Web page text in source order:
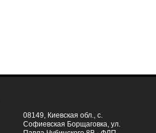
08149, Киевская обл., с.
Софиевская Борщаговка, ул.